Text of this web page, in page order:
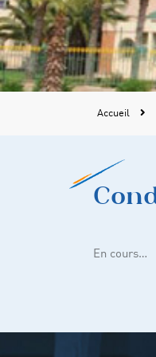
Accueil
En cours…